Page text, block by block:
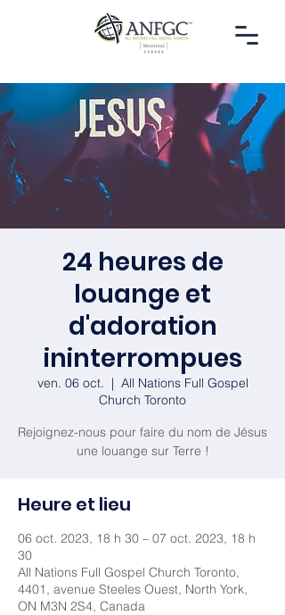
24 heures de
louange et
d'adoration
ininterrompues
ven. 06 oct.
  |
All Nations Full Gospel
Church Toronto
Rejoignez-nous pour faire du nom de Jésus
une louange sur Terre !
Heure et lieu
06 oct. 2023, 18 h 30 – 07 oct. 2023, 18 h
30
All Nations Full Gospel Church Toronto,
4401, avenue Steeles Ouest, North York,
ON M3N 2S4, Canada